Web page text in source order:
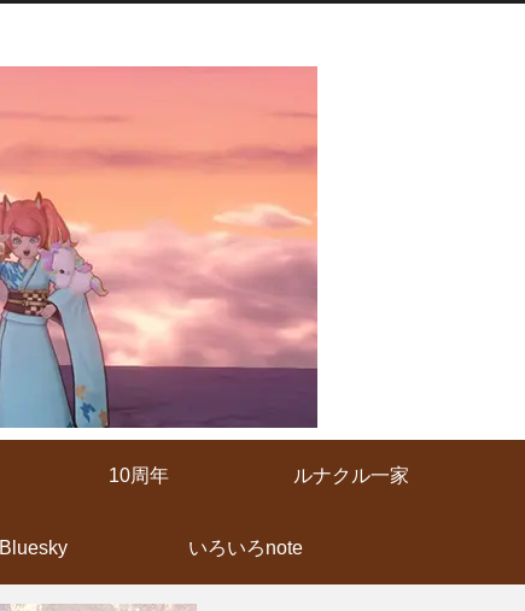
10周年 ルナクル一家
Bluesky いろいろnote